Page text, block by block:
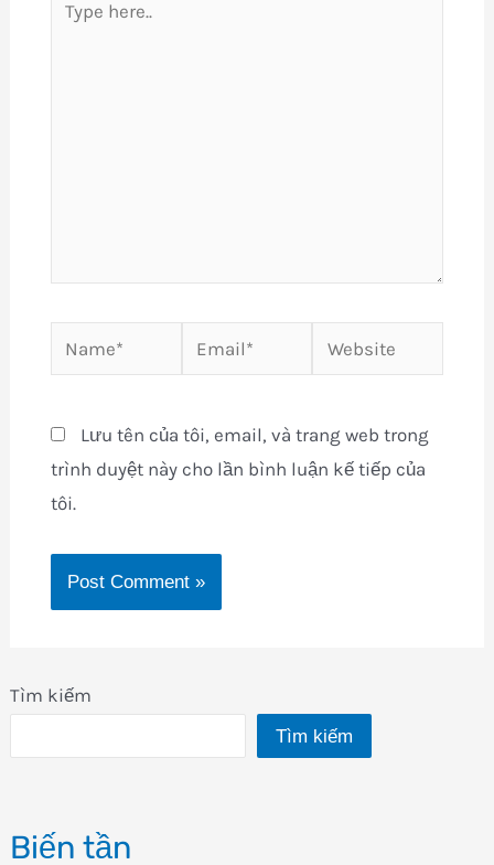
Tìm kiếm
Tìm kiếm
Biến tần
here..
Name* Email* Website
Lưu tên của tôi, email, và trang web trong
trình duyệt này cho lần bình luận kế tiếp của
tôi.